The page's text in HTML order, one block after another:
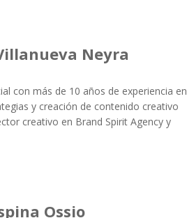
Neyra
con más de 10 años de experiencia en
y creación de contenido creativo
creativo en Brand Spirit Agency y
Ossio